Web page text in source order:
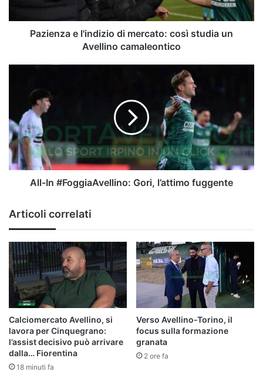
Avellino
camaleontico
Pazienza e l'indizio di mercato: così studia un
Avellino camaleontico
#FoggiaAvellino:
l’attimo
fuggente
All-In #FoggiaAvellino: Gori, l’attimo fuggente
Articoli correlati
Calciomercato Avellino, si
lavora per Cinquegrano:
l’assist decisivo può arrivare
dalla… Fiorentina
18 minuti fa
Verso Avellino-Torino, il
focus sulla formazione
granata
2 ore fa